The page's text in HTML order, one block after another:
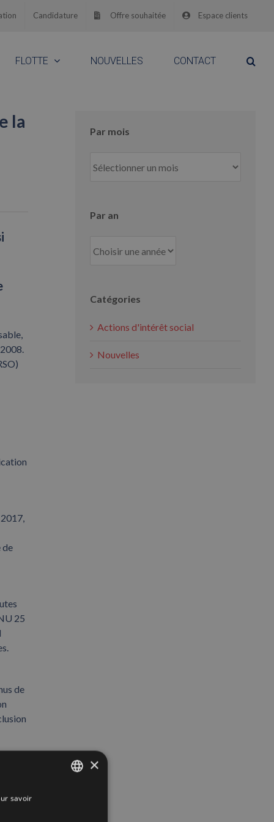
Candidature Offre souhaitée Espace clients
FLOTTE NOUVELLES CONTACT
la
de
25
de
Par mois
mois
Par an
Catégories
Actions d'intérêt social
Nouvelles
×
savoir